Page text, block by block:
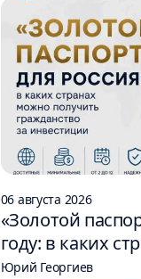
06 августа 2026
«Золотой
году: в каких
гражданство за
Юрий Георгиев